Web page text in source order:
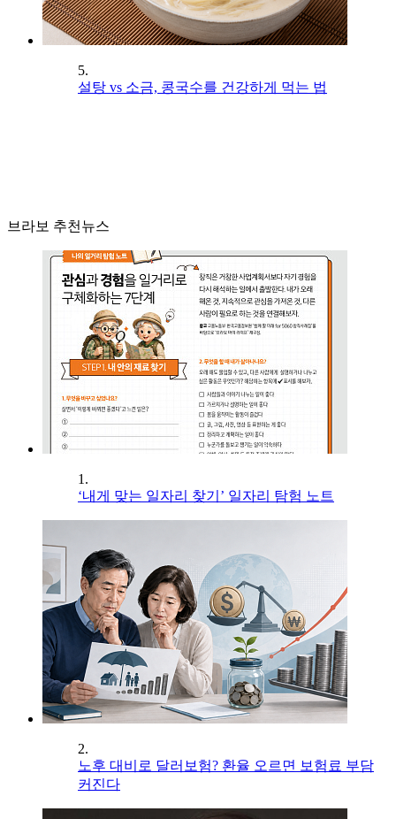
5.
설탕 vs 소금, 콩국수를 건강하게 먹는 법
브라보 추천뉴스
1.
‘내게 맞는 일자리 찾기’ 일자리 탐험 노트
2.
노후 대비로 달러보험? 환율 오르면 보험료 부담
커진다